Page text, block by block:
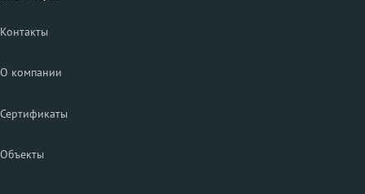
Контакты
О компании
Сертификаты
Объекты